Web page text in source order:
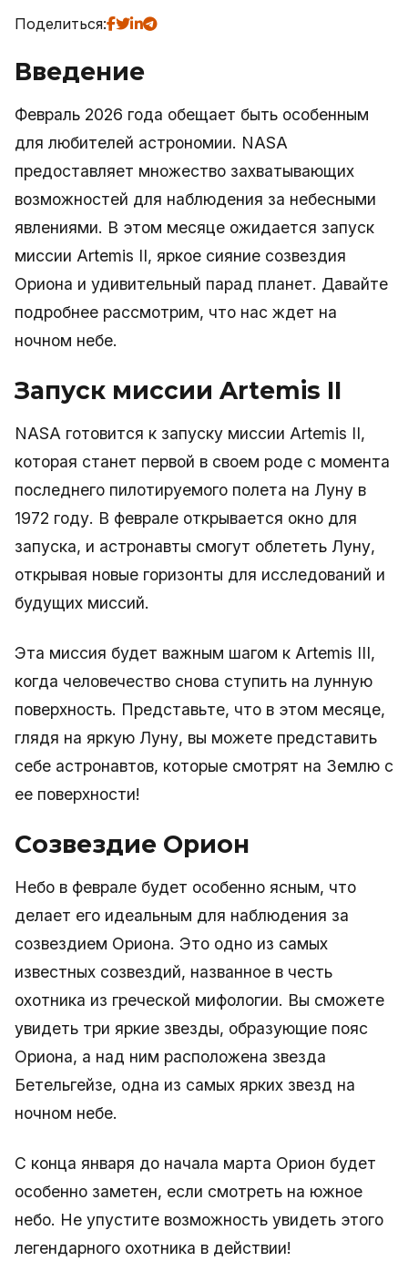
Поделиться:
Введение
Февраль 2026 года обещает быть особенным
для любителей астрономии. NASA
предоставляет множество захватывающих
возможностей для наблюдения за небесными
явлениями. В этом месяце ожидается запуск
миссии Artemis II, яркое сияние созвездия
Ориона и удивительный парад планет. Давайте
подробнее рассмотрим, что нас ждет на
ночном небе.
Запуск миссии Artemis II
NASA готовится к запуску миссии Artemis II,
которая станет первой в своем роде с момента
последнего пилотируемого полета на Луну в
1972 году. В феврале открывается окно для
запуска, и астронавты смогут облететь Луну,
открывая новые горизонты для исследований и
будущих миссий.
Эта миссия будет важным шагом к Artemis III,
когда человечество снова ступить на лунную
поверхность. Представьте, что в этом месяце,
глядя на яркую Луну, вы можете представить
себе астронавтов, которые смотрят на Землю с
ее поверхности!
Созвездие Орион
Небо в феврале будет особенно ясным, что
делает его идеальным для наблюдения за
созвездием Ориона. Это одно из самых
известных созвездий, названное в честь
охотника из греческой мифологии. Вы сможете
увидеть три яркие звезды, образующие пояс
Ориона, а над ним расположена звезда
Бетельгейзе, одна из самых ярких звезд на
ночном небе.
С конца января до начала марта Орион будет
особенно заметен, если смотреть на южное
небо. Не упустите возможность увидеть этого
легендарного охотника в действии!